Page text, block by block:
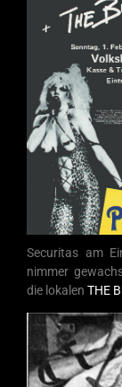
Securitas am
nimmer
die lokalen THE